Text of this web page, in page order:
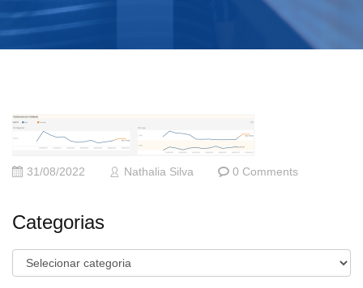
31/08/2022 Nathalia Silva 0 Comments
Categorias
Categorias